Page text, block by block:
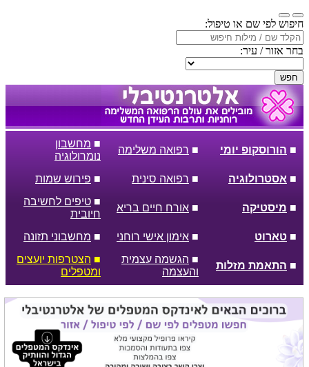
חיפוש לפי שם או טיפול:
בחר אזור / עיר:
חפש
■ הורוסקופ יומי ■ רפואה משלימה
■ מחשבון
נומרולוגיה
■ אסטרולוגיה ■ רפואה סינית ■ פירוש שמות
■ מיסטיקה ■ אורח חיים בריא
■ טיפים לחשיבה
חיובית
■ טארוט ■ אימון אישי רוחני ■ מחשבוני תזונה
■ התאמת מזלות
■ הגשמה עצמית
והעצמה
■ הצטרפות יועצים
ומטפלים